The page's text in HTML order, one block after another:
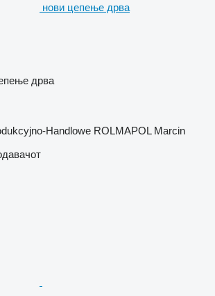
нови цепење дрва
дрва
Handlowe ROLMAPOL Marcin